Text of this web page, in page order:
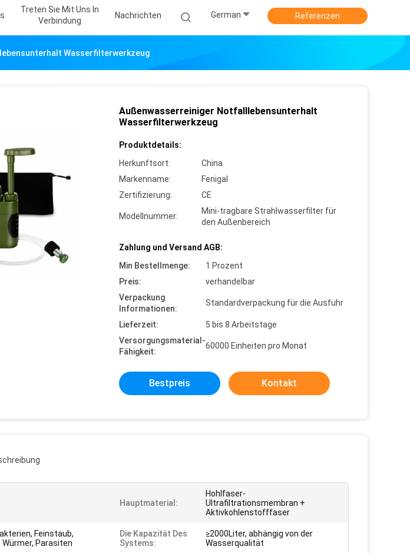
Treten Sie Mit Uns In
Verbindung
Nachrichten German Referenzen
Wasserfilterwerkzeug
Außenwasserreiniger Notfalllebensunterhalt
Wasserfilterwerkzeug
Produktdetails:
Herkunftsort:
China
Markenname:
Fenigal
Zertifizierung:
CE
Modellnummer:
Mini-tragbare Strahlwasserfilter für
den Außenbereich
Zahlung und Versand AGB:
Min Bestellmenge:
1 Prozent
Preis:
verhandelbar
Verpackung
Informationen:
Standardverpackung für die Ausfuhr
Lieferzeit:
5 bis 8 Arbeitstage
Versorgungsmaterial-
Fähigkeit:
60000 Einheiten pro Monat
Bestpreis Kontakt
Hauptmaterial:
Hohlfaser-
Ultrafiltrationsmembran +
Aktivkohlenstofffaser
Feinstaub,
Würmer, Parasiten
Die Kapazität Des
Systems:
≥2000Liter, abhängig von der
Wasserqualität